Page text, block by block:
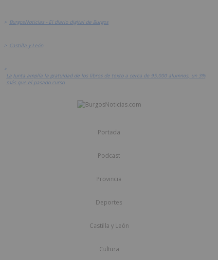
> BurgosNoticias - El diario digital de Burgos
> Castilla y León
>
La Junta amplía la gratuidad de los libros de texto a cerca de 95.000 alumnos, un 3%
más que el pasado curso
Portada
Podcast
Provincia
Deportes
Castilla y León
Cultura